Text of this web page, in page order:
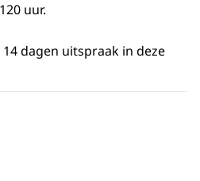
uur.
dagen uitspraak in deze